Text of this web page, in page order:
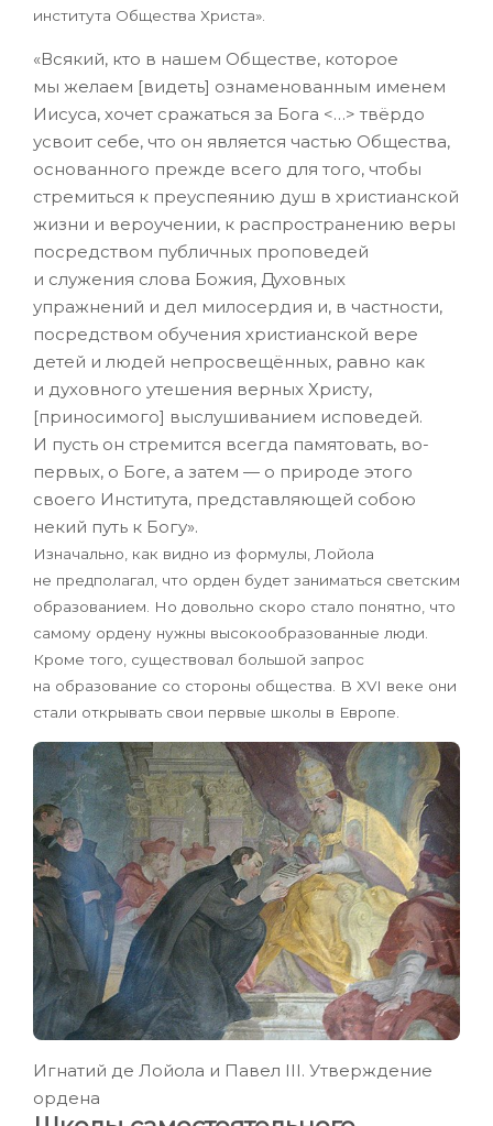
института Общества Христа».
«Всякий, кто в нашем Обществе, которое
мы желаем [видеть] ознаменованным именем
Иисуса, хочет сражаться за Бога <…> твёрдо
усвоит себе, что он является частью Общества,
основанного прежде всего для того, чтобы
стремиться к преуспеянию душ в христианской
жизни и вероучении, к распространению веры
посредством публичных проповедей
и служения слова Божия, Духовных
упражнений и дел милосердия и, в частности,
посредством обучения христианской вере
детей и людей непросвещённых, равно как
и духовного утешения верных Христу,
[приносимого] выслушиванием исповедей.
И пусть он стремится всегда памятовать, во-
первых, о Боге, а затем — о природе этого
своего Института, представляющей собою
некий путь к Богу».
Изначально, как видно из формулы, Лойола
не предполагал, что орден будет заниматься светским
образованием. Но довольно скоро стало понятно, что
самому ордену нужны высокообразованные люди.
Кроме того, существовал большой запрос
на образование со стороны общества. В XVI веке они
стали открывать свои первые школы в Европе.
Игнатий де Лойола и Павел III. Утверждение
ордена